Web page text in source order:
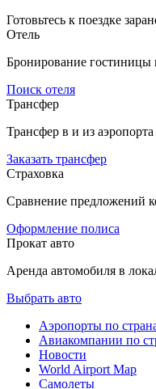
Готовьтесь к поездке
Отель
Бронирование
Поиск отеля
Трансфер
Трансфер в и из
Заказать трансфер
Страховка
Сравнение предложений
Оформление полиса
Прокат авто
Аренда автомобиля в
Выбрать авто
Аэропорты по
Авиакомпании по
Новости
World Airport Map
Самолеты